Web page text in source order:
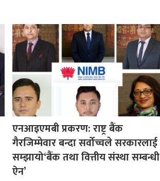
एनआइएमबी प्रकरण: राष्ट्र बैंक
गैरजिम्मेवार बन्दा सर्वोच्चले सरकारलाई
सम्झायो‘बैंक तथा वित्तीय संस्था सम्बन्धी
ऐन’